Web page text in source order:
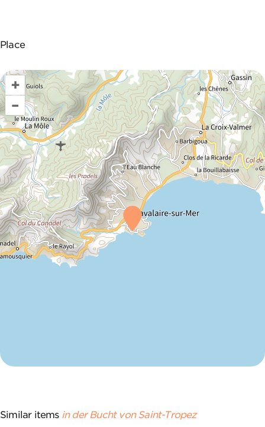
Place
+
–
Similar items in der Bucht von Saint-Tropez